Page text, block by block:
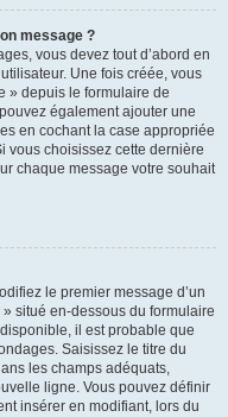
message ?
vous devez tout d’abord en
Une fois créée, vous
» depuis le formulaire de
également ajouter une
en cochant la case appropriée
vous choisissez cette dernière
chaque message votre souhait
le premier message d’un
situé en-dessous du formulaire
il est probable que
Saisissez le titre du
les champs adéquats,
ligne. Vous pouvez définir
insérer en modifiant, lors du